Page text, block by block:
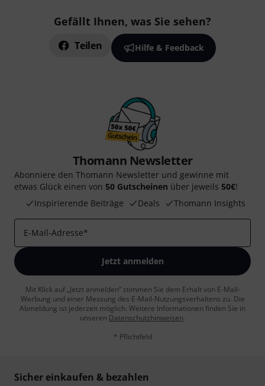
Gefällt Ihnen, was Sie sehen?
Teilen Hilfe & Feedback
Thomann Newsletter
Abonniere den Thomann Newsletter und gewinne mit
etwas Glück einen von 50 Gutscheinen über jeweils 50€!
Inspirierende Beiträge
Deals Thomann Insights
E-Mail-Adresse*
Jetzt anmelden
Mit Klick auf „Jetzt anmelden“ stimmen Sie dem Erhalt von E-Mail-
Werbung und einer Messung des E-Mail-Nutzungsverhaltens zu. Die
Abmeldung ist jederzeit möglich. Weitere Informationen finden Sie in
unseren Datenschutzhinweisen.
* Pflichtfeld
Sicher einkaufen & bezahlen